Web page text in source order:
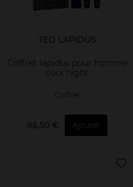
TED LAPIDUS
Coffret lapidus pour homme
cool night
Coffret
96,50 € Ajouter